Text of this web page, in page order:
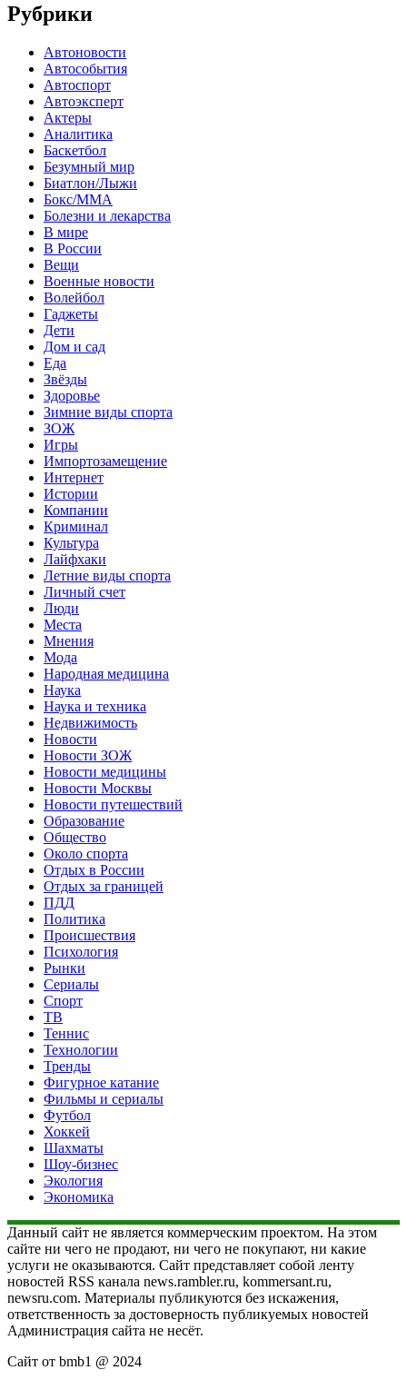
Рубрики
Автоновости
Автособытия
Автоспорт
Автоэксперт
Актеры
Аналитика
Баскетбол
Безумный мир
Биатлон/Лыжи
Бокс/MMA
Болезни и лекарства
В мире
В России
Вещи
Военные новости
Волейбол
Гаджеты
Дети
Дом и сад
Еда
Звёзды
Здоровье
Зимние виды спорта
ЗОЖ
Игры
Импортозамещение
Интернет
Истории
Компании
Криминал
Культура
Лайфхаки
Летние виды спорта
Личный счет
Люди
Места
Мнения
Мода
Народная медицина
Наука
Наука и техника
Недвижимость
Новости
Новости ЗОЖ
Новости медицины
Новости Москвы
Новости путешествий
Образование
Общество
Около спорта
Отдых в России
Отдых за границей
ПДД
Политика
Происшествия
Психология
Рынки
Сериалы
Спорт
ТВ
Теннис
Технологии
Тренды
Фигурное катание
Фильмы и сериалы
Футбол
Хоккей
Шахматы
Шоу-бизнес
Экология
Экономика
Данный сайт не является коммерческим проектом. На этом
сайте ни чего не продают, ни чего не покупают, ни какие
услуги не оказываются. Сайт представляет собой ленту
новостей RSS канала news.rambler.ru, kommersant.ru,
newsru.com. Материалы публикуются без искажения,
ответственность за достоверность публикуемых новостей
Администрация сайта не несёт.
Сайт от bmb1 @ 2024